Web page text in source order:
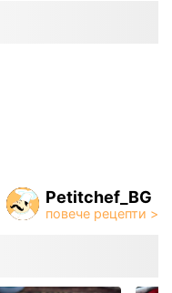
Petitchef_BG